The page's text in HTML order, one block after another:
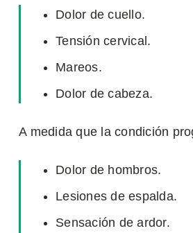
Dolor de cuello.
Tensión cervical.
Mareos.
Dolor de cabeza.
A medida que la condición
Dolor de hombros.
Lesiones de espalda.
Sensación de ardor.